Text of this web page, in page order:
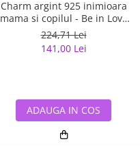
Charm argint 925 inimioara
mama si copilul - Be in Love
PST0122
224,71 Lei
141,00 Lei
ADAUGA IN COS